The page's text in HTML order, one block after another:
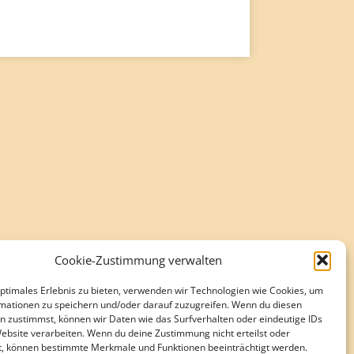
Cookie-Zustimmung verwalten
Erlebnis zu bieten, verwenden wir Technologien wie Cookies, um
zu speichern und/oder darauf zuzugreifen. Wenn du diesen
zustimmst, können wir Daten wie das Surfverhalten oder eindeutige IDs
verarbeiten. Wenn du deine Zustimmung nicht erteilst oder
können bestimmte Merkmale und Funktionen beeinträchtigt werden.